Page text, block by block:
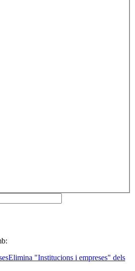
Elimina "Institucions i empreses" dels